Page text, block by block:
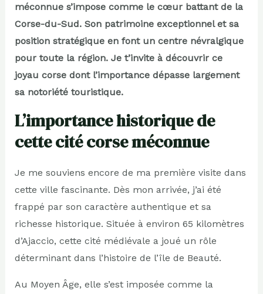
méconnue s’impose comme le cœur battant de la
Corse-du-Sud. Son patrimoine exceptionnel et sa
position stratégique en font un centre névralgique
pour toute la région. Je t’invite à découvrir ce
joyau corse dont l’importance dépasse largement
sa notoriété touristique.
L’importance historique de
cette cité corse méconnue
Je me souviens encore de ma première visite dans
cette ville fascinante. Dès mon arrivée, j’ai été
frappé par son caractère authentique et sa
richesse historique. Située à environ 65 kilomètres
d’Ajaccio, cette cité médiévale a joué un rôle
déterminant dans l’histoire de l’île de Beauté.
Au Moyen Âge, elle s’est imposée comme la